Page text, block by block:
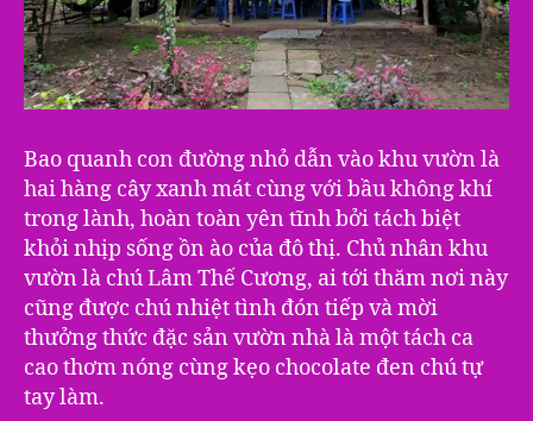
Bao quanh con đường nhỏ dẫn vào khu vườn là
hai hàng cây xanh mát cùng với bầu không khí
trong lành, hoàn toàn yên tĩnh bởi tách biệt
khỏi nhịp sống ồn ào của đô thị. Chủ nhân khu
vườn là chú Lâm Thế Cương, ai tới thăm nơi này
cũng được chú nhiệt tình đón tiếp và mời
thưởng thức đặc sản vườn nhà là một tách ca
cao thơm nóng cùng kẹo chocolate đen chú tự
tay làm.